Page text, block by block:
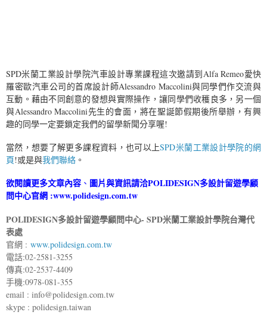
SPD米蘭工業設計學院汽車設計專業課程這次邀請到Alfa Remeo愛快
羅密歐汽車公司的首席設計師Alessandro Maccolini與同學們作交流與
互動。藉由不同創意的發想與實際操作，讓同學們收穫良多，另一個
與Alessandro Maccolini先生的會面，將在聖誕節假期後所舉辦，有興
趣的同學一定要鎖定我們的留學新聞分享喔!
當然，想要了解更多課程資料，也可以上SPD米蘭工業設計學院的網
頁!或是與我們聯絡 。
欲閱讀更多文章內容 、 圖片與資訊請洽POLIDESIGN多設計留遊學顧
問中心官網 :www.polidesign.com.tw
POLIDESIGN多設計留遊學顧問中心- SPD米蘭工業設計學院台灣代
表處
官網 : www.polidesign.com.tw
電話:02-2581-3255
傳真:02-2537-4409
手機:0978-081-355
email : info@polidesign.com.tw
skype : polidesign.taiwan